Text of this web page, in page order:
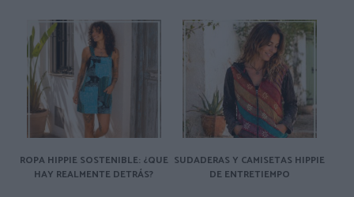
ROPA HIPPIE SOSTENIBLE: ¿QUE
HAY REALMENTE DETRÁS?
SUDADERAS Y CAMISETAS HIPPIE
DE ENTRETIEMPO